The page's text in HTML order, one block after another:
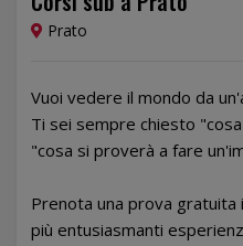
Prato
Vuoi vedere il mondo da
Ti sei sempre chiesto
"cosa si proverà a fare
Prenota una prova gratuita
più entusiasmanti